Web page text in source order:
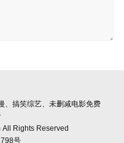
、搞笑综艺、未删减电影免费
Rights Reserved
号